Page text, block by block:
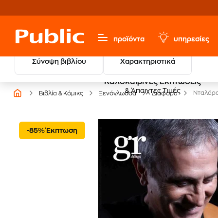
προϊόντα υπηρεσίες
Σύνοψη βιβλίου Χαρακτηριστικά
Καλοκαιρινές Εκπτώσεις
& Άπαιχτες Τιμές
Βιβλία & Κόμικς Ξενόγλωσσα Διάφορα
-85% Έκπτωση